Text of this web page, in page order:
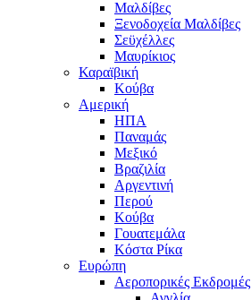
Μαλδίβες
Ξενοδοχεία Μαλδίβες
Σεϋχέλλες
Μαυρίκιος
Καραϊβική
Κούβα
Αμερική
ΗΠΑ
Παναμάς
Μεξικό
Βραζιλία
Αργεντινή
Περού
Κούβα
Γουατεμάλα
Κόστα Ρίκα
Ευρώπη
Αεροπορικές